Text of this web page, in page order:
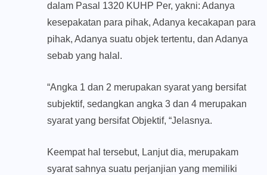
dalam Pasal 1320 KUHP Per, yakni: Adanya
kesepakatan para pihak, Adanya kecakapan para
pihak, Adanya suatu objek tertentu, dan Adanya
sebab yang halal.
“Angka 1 dan 2 merupakan syarat yang bersifat
subjektif, sedangkan angka 3 dan 4 merupakan
syarat yang bersifat Objektif, “Jelasnya.
Keempat hal tersebut, Lanjut dia, merupakam
syarat sahnya suatu perjanjian yang memiliki